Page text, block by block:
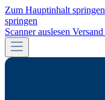
Zum Hauptinhalt springen
springen
Scanner auslesen Versand